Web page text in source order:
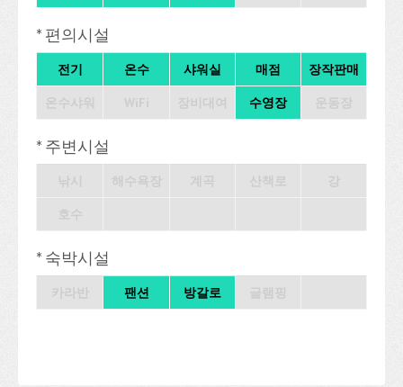
* 편의시설
전기 온수 샤워실 매점 장작판매
수영장
* 주변시설
* 숙박시설
팬션 방갈로